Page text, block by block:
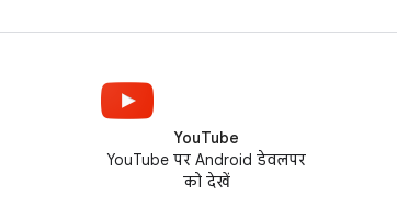
YouTube
YouTube पर Android डेवलपर
को देखें